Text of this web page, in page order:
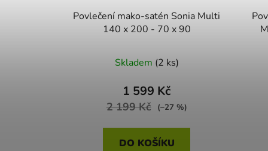
Povlečení mako-satén Sonia Multi
140 x 200 - 70 x 90
Skladem (2 ks)
1 599 Kč
2 199 Kč (–27 %)
DO KOŠÍKU